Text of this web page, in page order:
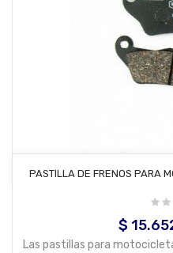
AÑADIR
PASTILLA DE FRENOS PARA
Precio
$
Las pastillas para